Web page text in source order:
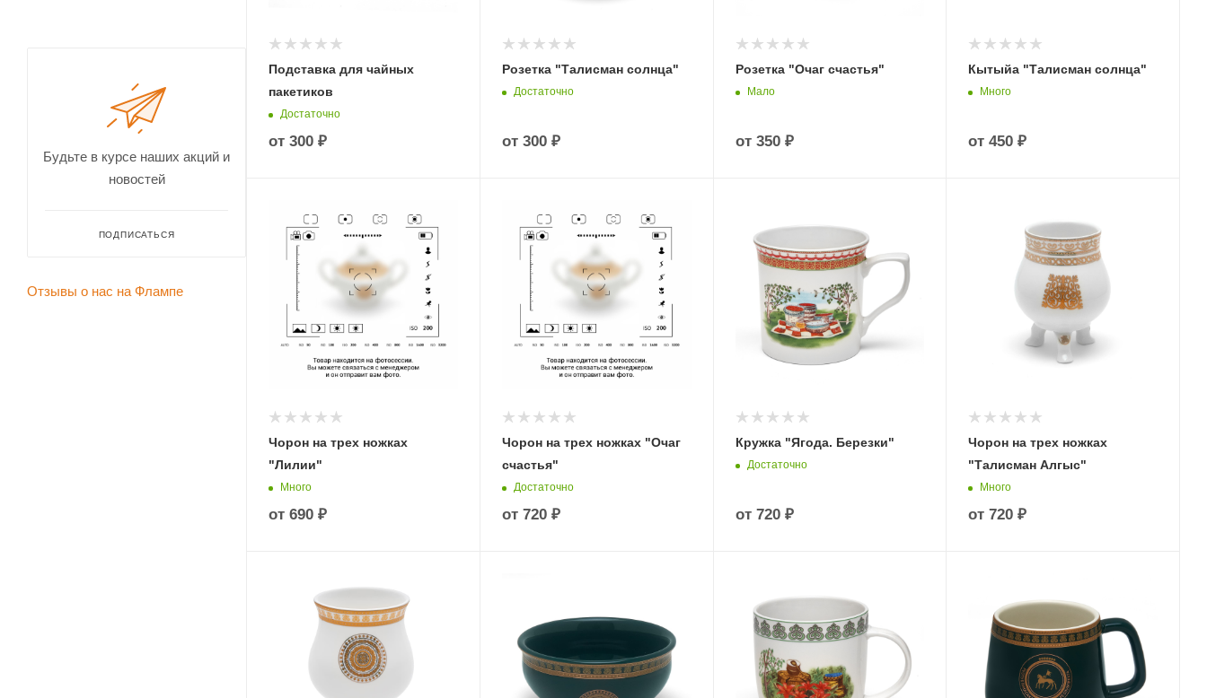
Подставка для чайных
пакетиков
Достаточно
от 300 ₽
Розетка "Талисман солнца"
Достаточно
от 300 ₽
Розетка "Очаг счастья"
Мало
от 350 ₽
Кытыйа "Талисман солнца"
Много
от450 ₽
Чорон на трех ножках
"Лилии"
Много
от 690 ₽
Чорон на трех ножках "Очаг
счастья"
Достаточно
от 720 ₽
Кружка "Ягода. Березки"
Достаточно
от 720 ₽
Чорон на трех ножках
"Талисман Алгыс"
Много
от720 ₽
Будьте в курсе наших акций и
новостей
ПОДПИСАТЬСЯ
Отзывы о нас на Флампе